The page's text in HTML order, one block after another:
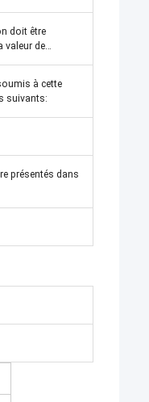
doit être
valeur de
à cette
suivants:
présentés dans